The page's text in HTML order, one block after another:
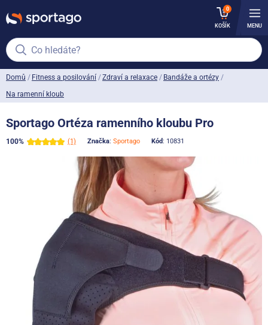
0
KOŠÍK MENU
Co hledáte?
Domů Fitness a posilování Zdraví a relaxace
Bandáže a ortézy
Na ramenní kloub
100% (1) Značka: Sportago Kód: 10831
Sportago Ortéza ramenního kloubu Pro